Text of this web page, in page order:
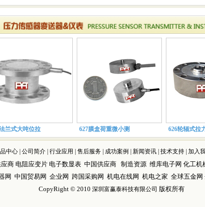
兰式大吨位拉 627膜盒荷重微小测 626轮辐式拉
中心 公司简介 行业应用 售后服务 成功案例 新闻资讯 技术支持 加入
商 电阻应变片 电子数显表 中国供应商 制造资源 维库电子网 化工机
网 中国贸易网 企业网 跨国采购网 机电在线网 机电之家 全球五金网
CopyRight © 2010 深圳富赢泰科技有限公司 版权所有